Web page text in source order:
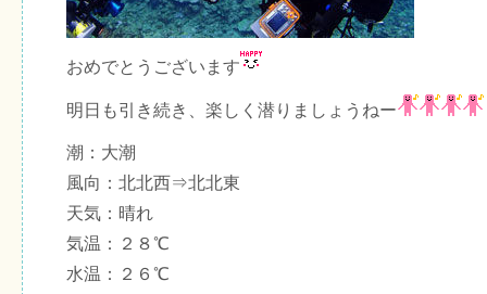
おめでとうございます
明日も引き続き、楽しく潜りましょうねー
潮：大潮
風向：北北西⇒北北東
天気：晴れ
気温：２８℃
水温：２６℃